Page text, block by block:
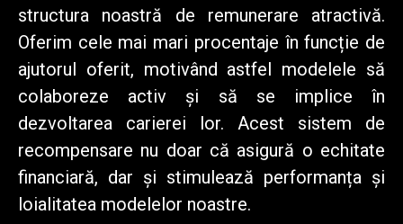
structura noastră de remunerare atractivă.
Oferim cele mai mari procentaje în funcție de
ajutorul oferit, motivând astfel modelele să
colaboreze activ și să se implice în
dezvoltarea carierei lor. Acest sistem de
recompensare nu doar că asigură o echitate
financiară, dar și stimulează performanța și
loialitatea modelelor noastre.